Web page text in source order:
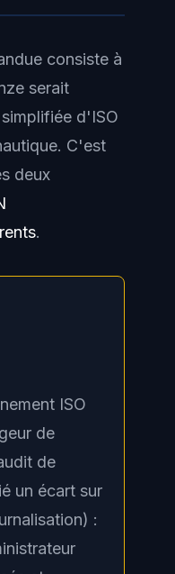
consiste à
serait
d'ISO
C'est
deux
.
ISO
de
de
un écart sur
: